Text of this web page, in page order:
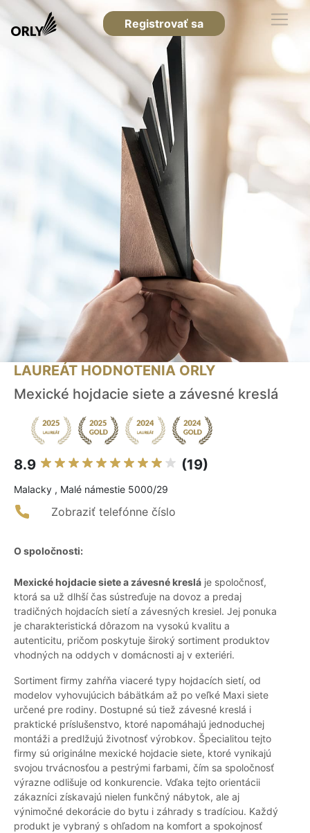
Registrovať sa
LAUREÁT HODNOTENIA ORLY
Mexické hojdacie siete a závesné kreslá
8.9 (19)
Malacky , Malé námestie 5000/29
Zobraziť telefónne číslo
O spoločnosti:
Mexické hojdacie siete a závesné kreslá je spoločnosť,
ktorá sa už dlhší čas sústreďuje na dovoz a predaj
tradičných hojdacích sietí a závesných kresiel. Jej ponuka
je charakteristická dôrazom na vysokú kvalitu a
autenticitu, pričom poskytuje široký sortiment produktov
vhodných na oddych v domácnosti aj v exteriéri.
Sortiment firmy zahŕňa viaceré typy hojdacích sietí, od
modelov vyhovujúcich bábätkám až po veľké Maxi siete
určené pre rodiny. Dostupné sú tiež závesné kreslá i
praktické príslušenstvo, ktoré napomáhajú jednoduchej
montáži a predlžujú životnosť výrobkov. Špecialitou tejto
firmy sú originálne mexické hojdacie siete, ktoré vynikajú
svojou trvácnosťou a pestrými farbami, čím sa spoločnosť
výrazne odlišuje od konkurencie. Vďaka tejto orientácii
zákazníci získavajú nielen funkčný nábytok, ale aj
výnimočné dekorácie do bytu i záhrady s tradíciou. Každý
produkt je vybraný s ohľadom na komfort a spokojnosť